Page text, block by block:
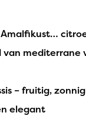
van
– fruitig,
elegant